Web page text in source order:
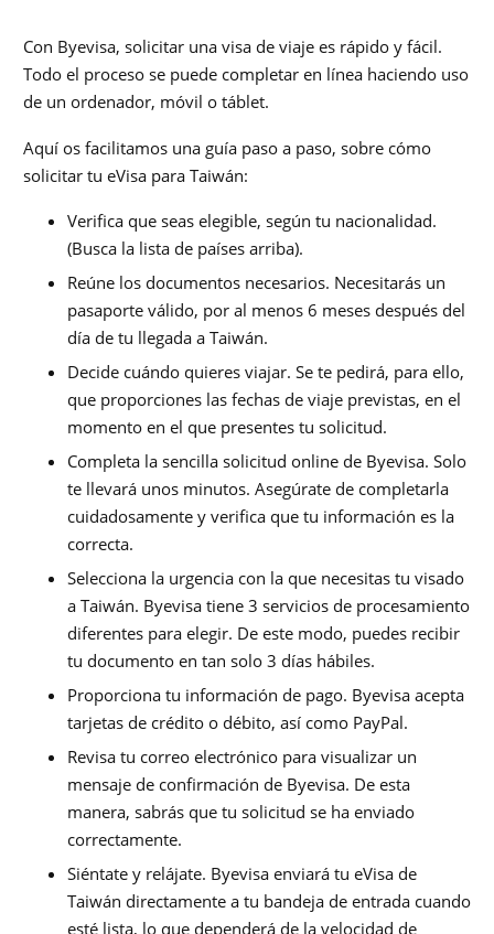
Con Byevisa, solicitar una visa de viaje es rápido y fácil.
Todo el proceso se puede completar en línea haciendo uso
de un ordenador, móvil o táblet.
Aquí os facilitamos una guía paso a paso, sobre cómo
solicitar tu eVisa para Taiwán:
Verifica que seas elegible, según tu nacionalidad.
(Busca la lista de países arriba).
Reúne los documentos necesarios. Necesitarás un
pasaporte válido, por al menos 6 meses después del
día de tu llegada a Taiwán.
Decide cuándo quieres viajar. Se te pedirá, para ello,
que proporciones las fechas de viaje previstas, en el
momento en el que presentes tu solicitud.
Completa la sencilla solicitud online de Byevisa. Solo
te llevará unos minutos. Asegúrate de completarla
cuidadosamente y verifica que tu información es la
correcta.
Selecciona la urgencia con la que necesitas tu visado
a Taiwán. Byevisa tiene 3 servicios de procesamiento
diferentes para elegir. De este modo, puedes recibir
tu documento en tan solo 3 días hábiles.
Proporciona tu información de pago. Byevisa acepta
tarjetas de crédito o débito, así como PayPal.
Revisa tu correo electrónico para visualizar un
mensaje de confirmación de Byevisa. De esta
manera, sabrás que tu solicitud se ha enviado
correctamente.
Siéntate y relájate. Byevisa enviará tu eVisa de
Taiwán directamente a tu bandeja de entrada cuando
esté lista, lo que dependerá de la velocidad de